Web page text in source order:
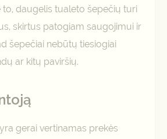
to, daugelis tualeto šepečių turi
skirtus patogiam saugojimui ir
šepečiai nebūtų tiesiogiai
ar kitų paviršių.
gerai vertinamas prekės